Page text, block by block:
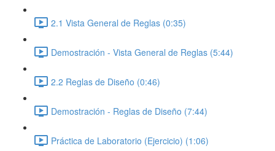
2.1 Vista General de Reglas (0:35)
Demostración - Vista General de Reglas (5:44)
2.2 Reglas de Diseño (0:46)
Demostración - Reglas de Diseño (7:44)
Práctica de Laboratorio (Ejercicio) (1:06)